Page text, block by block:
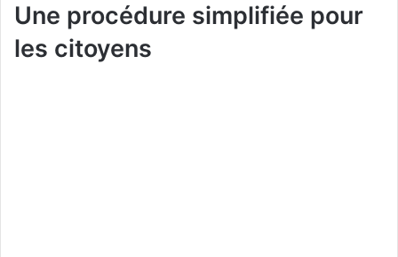
Une procédure simplifiée pour
les citoyens